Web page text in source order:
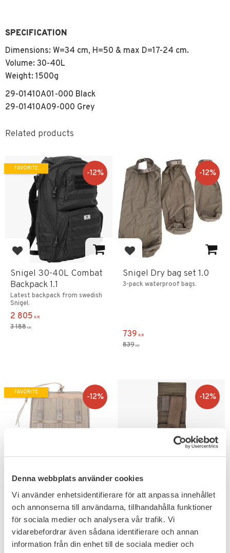
Denna webbplats använder cookies
Vi använder enhetsidentifierare för att anpassa innehållet
och annonserna till användarna, tillhandahålla funktioner
för sociala medier och analysera vår trafik. Vi
vidarebefordrar även sådana identifierare och annan
information från din enhet till de sociala medier och
SPECIFICATION
Dimensions: W=34 cm, H=50 & max D=17-24 cm.
Volume: 30-40L
Weight: 1500g
29-01410A01-000 Black
29-01410A09-000 Grey
Related products
Add to favorites
Snigel 30-40L Combat
Backpack 1.1
Latest backpack from swedish
Snigel.
2 805 KR
3 188 KR
12%
FAVORITE
Add to favorites
Snigel Dry bag set 1.0
3-pack waterproof bags.
739 KR
839 KR
12%
Add to favorites
Snigel 30L Insert Wall
-10 Grey
The wall provides additional
order & storage space.
700
12%
FAVORITE
Add to favorites
Snigel Trauma Shears
Holder 1.0 Grå
Enkel MOLLE ficka för sax.
295 KR
12%